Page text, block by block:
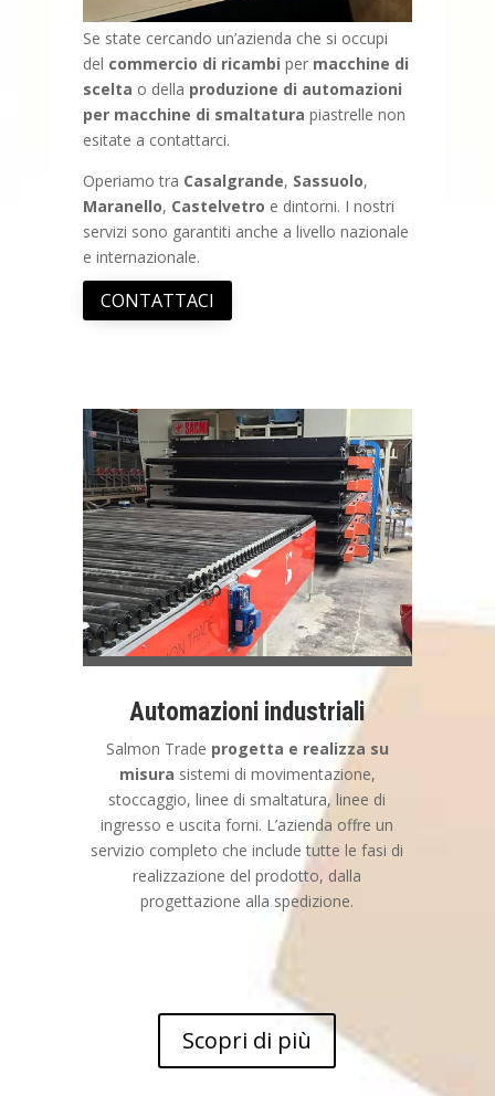
Se state cercando un’azienda che si occupi
del commercio di ricambi per macchine di
scelta o della produzione di automazioni
per macchine di smaltatura piastrelle non
esitate a contattarci.
Operiamo tra Casalgrande, Sassuolo,
Maranello, Castelvetro e dintorni. I nostri
servizi sono garantiti anche a livello nazionale
e internazionale.
CONTATTACI
Automazioni industriali
Salmon Trade progetta e realizza su
misura sistemi di movimentazione,
stoccaggio, linee di smaltatura, linee di
ingresso e uscita forni. L’azienda offre un
servizio completo che include tutte le fasi di
realizzazione del prodotto, dalla
progettazione alla spedizione.
Scopri di più